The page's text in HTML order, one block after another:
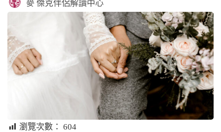
麥 傑克伴侶解讀中心
瀏覽次數： 604